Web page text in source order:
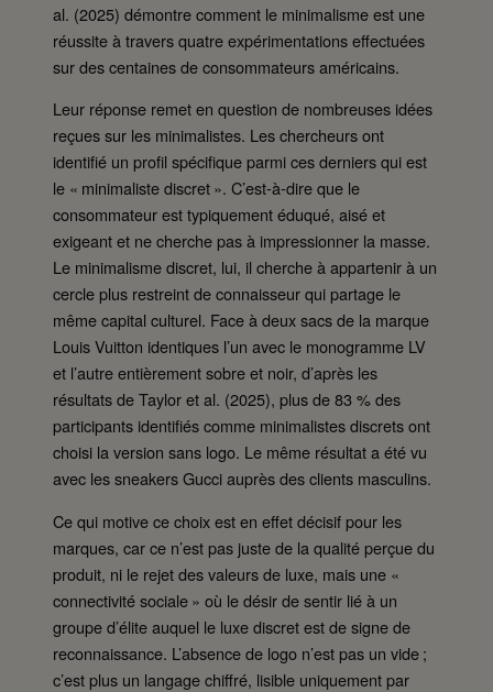
al. (2025) démontre comment le minimalisme est une
réussite à travers quatre expérimentations effectuées
sur des centaines de consommateurs américains.
Leur réponse remet en question de nombreuses idées
reçues sur les minimalistes. Les chercheurs ont
identifié un profil spécifique parmi ces derniers qui est
le « minimaliste discret ». C’est-à-dire que le
consommateur est typiquement éduqué, aisé et
exigeant et ne cherche pas à impressionner la masse.
Le minimalisme discret, lui, il cherche à appartenir à un
cercle plus restreint de connaisseur qui partage le
même capital culturel. Face à deux sacs de la marque
Louis Vuitton identiques l’un avec le monogramme LV
et l’autre entièrement sobre et noir, d’après les
résultats de Taylor et al. (2025), plus de 83 % des
participants identifiés comme minimalistes discrets ont
choisi la version sans logo. Le même résultat a été vu
avec les sneakers Gucci auprès des clients masculins.
Ce qui motive ce choix est en effet décisif pour les
marques, car ce n’est pas juste de la qualité perçue du
produit, ni le rejet des valeurs de luxe, mais une «
connectivité sociale » où le désir de sentir lié à un
groupe d’élite auquel le luxe discret est de signe de
reconnaissance. L’absence de logo n’est pas un vide ;
c’est plus un langage chiffré, lisible uniquement par